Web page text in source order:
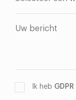
Ik heb GDPR